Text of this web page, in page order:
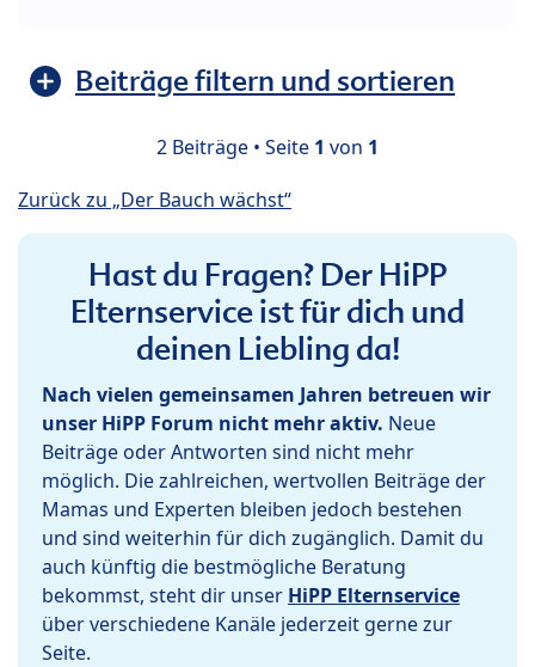
Beiträge filtern und sortieren
2 Beiträge • Seite 1 von 1
Zurück zu „Der Bauch wächst“
Hast du Fragen? Der HiPP
Elternservice ist für dich und
deinen Liebling da!
Nach vielen gemeinsamen Jahren betreuen wir
unser HiPP Forum nicht mehr aktiv. Neue
Beiträge oder Antworten sind nicht mehr
möglich. Die zahlreichen, wertvollen Beiträge der
Mamas und Experten bleiben jedoch bestehen
und sind weiterhin für dich zugänglich. Damit du
auch künftig die bestmögliche Beratung
bekommst, steht dir unser HiPP Elternservice
über verschiedene Kanäle jederzeit gerne zur
Seite.